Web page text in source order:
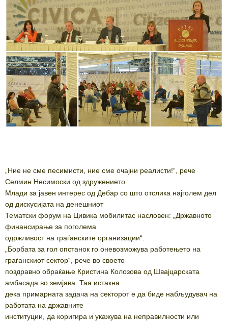
„Ние не сме песимисти, ние сме очајни реалисти!“, рече
Селмин Несимоски од здружението
Млади за јавен интерес од Дебар со што отслика најголем дел
од дискусијата на денешниот
Тематски форум на Цивика мобилитас насловен: „Државното
финансирање за поголема
одржливост на граѓанските организации“.
„Борбата за гол опстанок го оневозможува работењето на
граѓанскиот сектор“, рече во своето
поздравно обраќање Кристина Колозова од Швајцарската
амбасада во земјава. Таа истакна
дека примарната задача на секторот е да биде набљудувач на
работата на државните
институции, да коригира и укажува на неправилности или